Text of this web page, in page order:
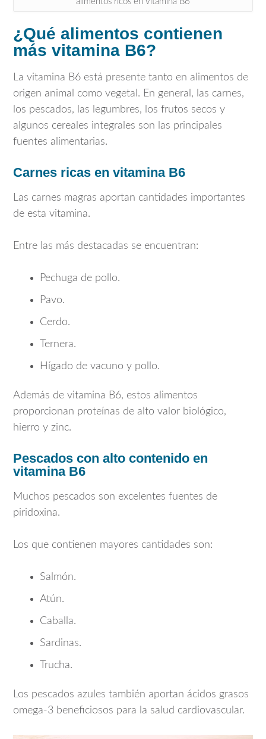
¿Qué alimentos contienen
más vitamina B6?
La vitamina B6 está presente tanto en alimentos de
origen animal como vegetal. En general, las carnes,
los pescados, las legumbres, los frutos secos y
algunos cereales integrales son las principales
fuentes alimentarias.
Carnes ricas en vitamina B6
Las carnes magras aportan cantidades importantes
de esta vitamina.
Entre las más destacadas se encuentran:
Pechuga de pollo.
Pavo.
Cerdo.
Ternera.
Hígado de vacuno y pollo.
Además de vitamina B6, estos alimentos
proporcionan proteínas de alto valor biológico,
hierro y zinc.
Pescados con alto contenido en
vitamina B6
Muchos pescados son excelentes fuentes de
piridoxina.
Los que contienen mayores cantidades son:
Salmón.
Atún.
Caballa.
Sardinas.
Trucha.
Los pescados azules también aportan ácidos grasos
omega-3 beneficiosos para la salud cardiovascular.